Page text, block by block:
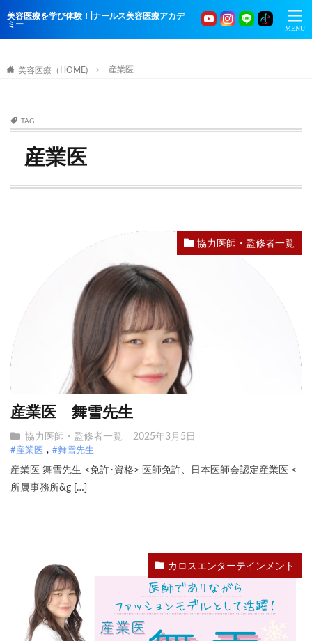
美容医療を学び体験！|ナールス美容医療アカデ
ミー
美容医療（HOME) 産業医
TAG
産業医
協力医師・監修者一覧
産業医 舞雪先生
協力医師・監修者一覧 2025年3月5日
#産業医 #舞雪先生
産業医 舞雪先生 <免許･資格> 医師免許、日本医師会認定産業医 <
所属事務所&g […]
カロスエンターテインメント